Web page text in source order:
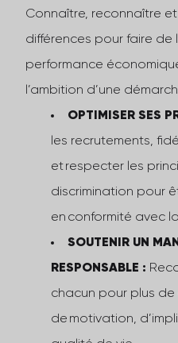
Connaître, reconnaître
différences pour faire de
performance
l’ambition d’une
OPTIMISER SES
les recrutements,
et respecter les
discrimination pour
en conformité avec
SOUTENIR UN
RESPONSABLE :
chacun pour plus de
de motivation,